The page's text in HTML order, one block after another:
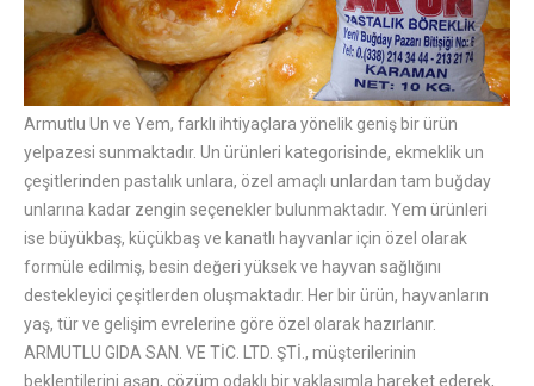
Armutlu Un ve Yem, farklı ihtiyaçlara yönelik geniş bir ürün
yelpazesi sunmaktadır. Un ürünleri kategorisinde, ekmeklik un
çeşitlerinden pastalık unlara, özel amaçlı unlardan tam buğday
unlarına kadar zengin seçenekler bulunmaktadır. Yem ürünleri
ise büyükbaş, küçükbaş ve kanatlı hayvanlar için özel olarak
formüle edilmiş, besin değeri yüksek ve hayvan sağlığını
destekleyici çeşitlerden oluşmaktadır. Her bir ürün, hayvanların
yaş, tür ve gelişim evrelerine göre özel olarak hazırlanır.
ARMUTLU GIDA SAN. VE TİC. LTD. ŞTİ., müşterilerinin
beklentilerini aşan, çözüm odaklı bir yaklaşımla hareket ederek,